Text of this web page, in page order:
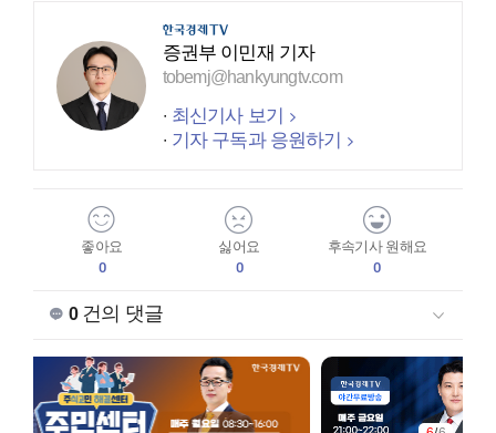
증권부 이민재 기자
tobemj@hankyungtv.com
최신기사 보기
기자 구독과 응원하기
좋아요
0
싫어요
0
후속기사 원해요
0
0건의 댓글